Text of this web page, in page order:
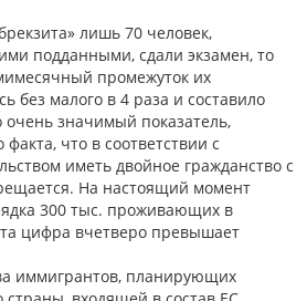
лишь 70 человек,
подданными, сдали экзамен, то
промежуток их
без малого в 4 раза и составило
очень значимый показатель,
что в соответствии с
иметь двойное гражданство с
На настоящий момент
300 тыс. проживающих в
цифра вчетверо превышает
иммигрантов, планирующих